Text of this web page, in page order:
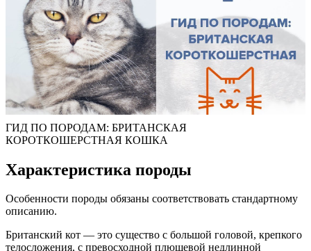
ГИД ПО ПОРОДАМ: БРИТАНСКАЯ
КОРОТКОШЕРСТНАЯ КОШКА
Характеристика породы
Особенности породы обязаны соответствовать стандартному
описанию.
Британский кот — это существо с большой головой, крепкого
телосложения, с превосходной плюшевой недлинной